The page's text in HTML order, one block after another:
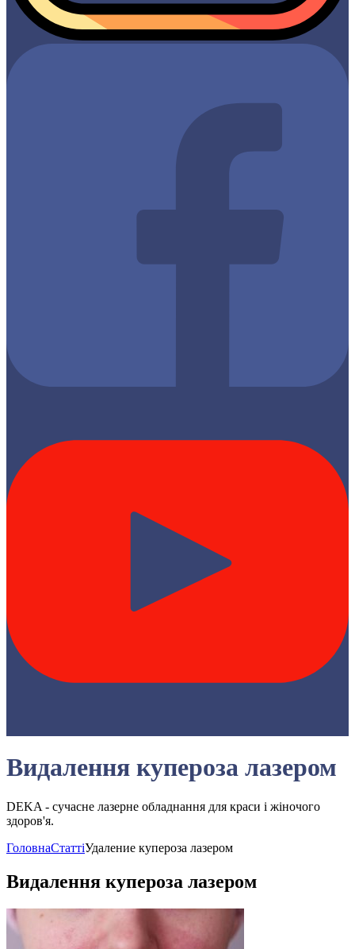
Видалення купероза лазером
DEKA - сучасне лазерне обладнання для краси і жіночого
здоров'я.
ГоловнаСтаттіУдаление купероза лазером
Видалення купероза лазером